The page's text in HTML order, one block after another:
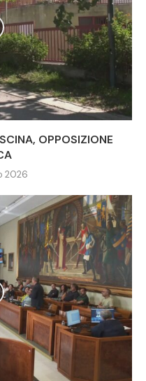
OPPOSIZIONE
2026